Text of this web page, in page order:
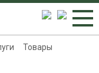
Товары